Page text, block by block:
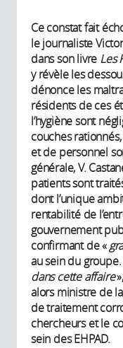
Ce constat fait
le journaliste
dans son livre Les
y révèle les
dénonce les
résidents de ces
l’hygiène sont
couches
et de personnel
générale, V.
patients sont
dont l’unique
rentabilité de
gouvernement
confirmant de «
au sein du groupe.
dans cette affaire
alors ministre de
de traitement
chercheurs et le
sein des EHPAD.